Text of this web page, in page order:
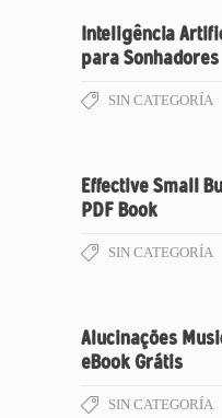
Inteligência
para Sonhadores
SIN CATEGORÍA
Effective Small
PDF Book
SIN CATEGORÍA
Alucinações
eBook Grátis
SIN CATEGORÍA